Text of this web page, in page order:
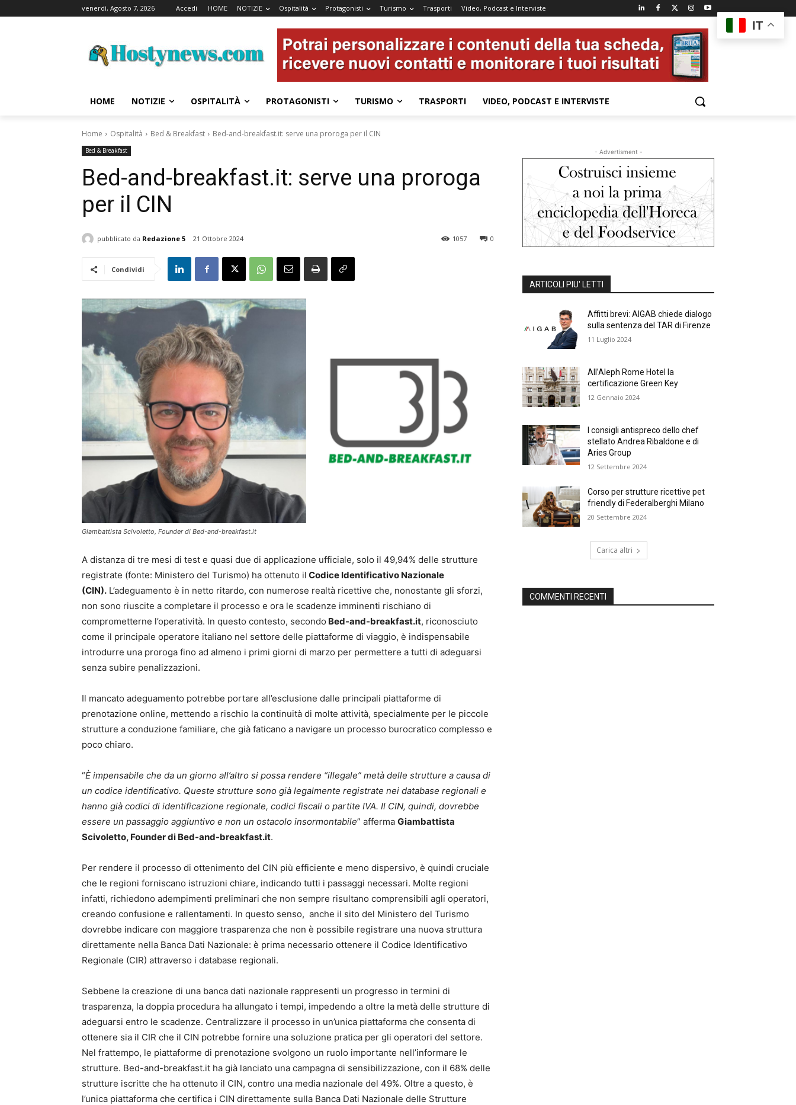
venerdì, Agosto 7, 2026 Accedi HOME NOTIZIE Ospitalità Protagonisti Turismo Trasporti Video, Podcast e Interviste
HOME NOTIZIE OSPITALITÀ PROTAGONISTI TURISMO TRASPORTI VIDEO, PODCAST E INTERVISTE
Home Ospitalità Bed & Breakfast Bed-and-breakfast.it: serve una proroga per il CIN
Bed & Breakfast
Bed-and-breakfast.it: serve una proroga
per il CIN
pubblicato da Redazione 5 21 Ottobre 2024 0
1057
Condividi
Giambattista Scivoletto, Founder di Bed-and-breakfast.it
A distanza di tre mesi di test e quasi due di applicazione ufficiale, solo il 49,94% delle strutture
registrate (fonte: Ministero del Turismo) ha ottenuto il Codice Identificativo Nazionale
(CIN). L’adeguamento è in netto ritardo, con numerose realtà ricettive che, nonostante gli sforzi,
non sono riuscite a completare il processo e ora le scadenze imminenti rischiano di
comprometterne l’operatività. In questo contesto, secondo Bed-and-breakfast.it, riconosciuto
come il principale operatore italiano nel settore delle piattaforme di viaggio, è indispensabile
introdurre una proroga fino ad almeno i primi giorni di marzo per permettere a tutti di adeguarsi
senza subire penalizzazioni.
Il mancato adeguamento potrebbe portare all’esclusione dalle principali piattaforme di
prenotazione online, mettendo a rischio la continuità di molte attività, specialmente per le piccole
strutture a conduzione familiare, che già faticano a navigare un processo burocratico complesso e
poco chiaro.
“È impensabile che da un giorno all’altro si possa rendere “illegale” metà delle strutture a causa di
un codice identificativo. Queste strutture sono già legalmente registrate nei database regionali e
hanno già codici di identificazione regionale, codici fiscali o partite IVA. Il CIN, quindi, dovrebbe
essere un passaggio aggiuntivo e non un ostacolo insormontabile” afferma Giambattista
Scivoletto, Founder di Bed-and-breakfast.it.
Per rendere il processo di ottenimento del CIN più efficiente e meno dispersivo, è quindi cruciale
che le regioni forniscano istruzioni chiare, indicando tutti i passaggi necessari. Molte regioni
infatti, richiedono adempimenti preliminari che non sempre risultano comprensibili agli operatori,
creando confusione e rallentamenti. In questo senso, anche il sito del Ministero del Turismo
dovrebbe indicare con maggiore trasparenza che non è possibile registrare una nuova struttura
direttamente nella Banca Dati Nazionale: è prima necessario ottenere il Codice Identificativo
Regionale (CIR) attraverso i database regionali.
Sebbene la creazione di una banca dati nazionale rappresenti un progresso in termini di
trasparenza, la doppia procedura ha allungato i tempi, impedendo a oltre la metà delle strutture di
adeguarsi entro le scadenze. Centralizzare il processo in un’unica piattaforma che consenta di
ottenere sia il CIR che il CIN potrebbe fornire una soluzione pratica per gli operatori del settore.
Nel frattempo, le piattaforme di prenotazione svolgono un ruolo importante nell’informare le
strutture. Bed-and-breakfast.it ha già lanciato una campagna di sensibilizzazione, con il 68% delle
strutture iscritte che ha ottenuto il CIN, contro una media nazionale del 49%. Oltre a questo, è
l’unica piattaforma che certifica i CIN direttamente sulla Banca Dati Nazionale delle Strutture
- Advertisment -
ARTICOLI PIU' LETTI
Affitti brevi: AIGAB chiede dialogo
sulla sentenza del TAR di Firenze
11 Luglio 2024
All’Aleph Rome Hotel la
certificazione Green Key
12 Gennaio 2024
I consigli antispreco dello chef
stellato Andrea Ribaldone e di
Aries Group
12 Settembre 2024
Corso per strutture ricettive pet
friendly di Federalberghi Milano
20 Settembre 2024
Carica altri
COMMENTI RECENTI
IT